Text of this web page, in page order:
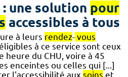
une solution pour
accessibles à tous
à leurs rendez- vous
à ce service sont ceux
heure du CHU, voire à 45
enceintes ou celles qui [...]
l'accessibilité aux soins et